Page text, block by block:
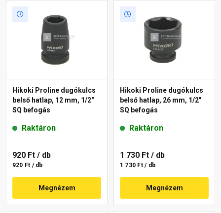
Hikoki Proline dugókulcs
belső hatlap, 12 mm, 1/2"
SQ befogás
Raktáron
920 Ft / db
920 Ft / db
Megnézem
Hikoki Proline dugókulcs
belső hatlap, 26 mm, 1/2"
SQ befogás
Raktáron
1 730 Ft / db
1 730 Ft / db
Megnézem